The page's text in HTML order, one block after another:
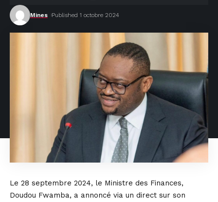
Mines Published 1 octobre 2024
Le 28 septembre 2024, le Ministre des Finances,
Doudou Fwamba, a annoncé via un direct sur son